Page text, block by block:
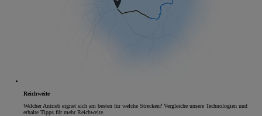
Reichweite
Welcher Antrieb eignet sich am besten für welche Strecken? Vergleiche unsere Technologien und
erhalte Tipps für mehr Reichweite.